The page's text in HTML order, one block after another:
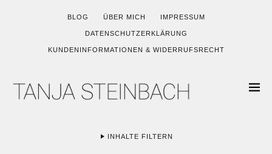
BLOG ÜBER MICH IMPRESSUM
DATENSCHUTZERKLÄRUNG
KUNDENINFORMATIONEN & WIDERRUFSRECHT
INHALTE FILTERN